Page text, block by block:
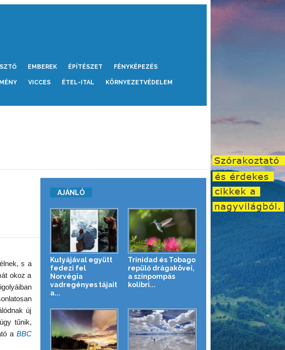
EMBEREK ÉPÍTÉSZET FÉNYKÉPEZÉS
VICCES ÉTEL-ITAL KÖRNYEZETVÉDELEM
s a
okoz a
új
tűnik,
a BBC
AJÁNLÓ
Kutyájával együtt
fedezi fel
Norvégia
vadregényes tájait
a...
Trinidad és Tobago
repülő drágakövei,
a színpompás
kolibri...